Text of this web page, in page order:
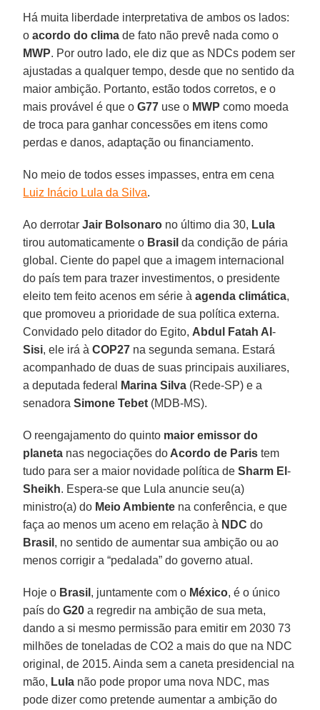
Há muita liberdade interpretativa de ambos os lados:
oacordo do clima de fato não prevê nada como o
MWP. Por outro lado, ele diz que as NDCs podem ser
ajustadas a qualquer tempo, desde que no sentido da
maior ambição. Portanto, estão todos corretos, e o
mais provável é que oG77 use o MWP como moeda
de troca para ganhar concessões em itens como
perdas e danos, adaptação ou financiamento.
No meio de todos esses impasses, entra em cena
Luiz Inácio Lula da Silva.
Ao derrotarJair Bolsonaro no último dia 30, Lula
tirou automaticamente o Brasil da condição de pária
global. Ciente do papel que a imagem internacional
do país tem para trazer investimentos, o presidente
eleito tem feito acenos em série àagenda climática,
que promoveu a prioridade de sua política externa.
Convidado pelo ditador do Egito, Abdul Fatah Al-
Sisi, ele irá àCOP27 na segunda semana. Estará
acompanhado de duas de suas principais auxiliares,
a deputada federal
Marina Silva (Rede-SP) e a
senadoraSimone Tebet (MDB-MS).
O reengajamento do quinto maior emissor do
planeta nas negociações do Acordo de Paris tem
tudo para ser a maior novidade política de Sharm El-
Sheikh. Espera-se que Lula anuncie seu(a)
ministro(a) do Meio Ambiente na conferência, e que
faça ao menos um aceno em relação à NDC do
Brasil , no sentido de aumentar sua ambição ou ao
menos corrigir a “pedalada” do governo atual.
Hoje o Brasil , juntamente com o México, é o único
país doG20 a regredir na ambição de sua meta,
dando a si mesmo permissão para emitir em 2030 73
milhões de toneladas de CO2 a mais do que na NDC
original, de 2015. Ainda sem a caneta presidencial na
mão, Lula não pode propor uma nova NDC, mas
pode dizer como pretende aumentar a ambição do